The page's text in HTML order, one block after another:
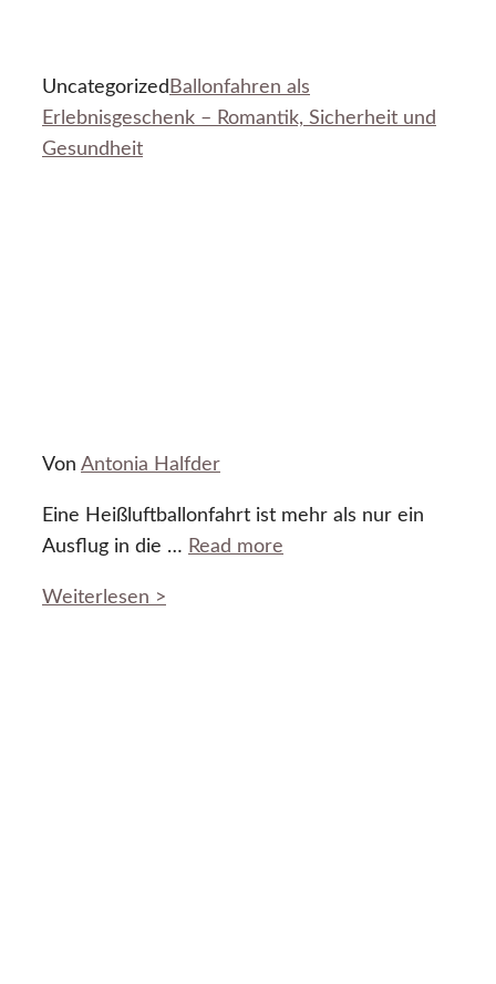
Uncategorized Ballonfahren als
Erlebnisgeschenk – Romantik, Sicherheit und
Gesundheit
Von Antonia Halfder
Eine Heißluftballonfahrt ist mehr als nur ein
Ausflug in die … Read more
Weiterlesen >